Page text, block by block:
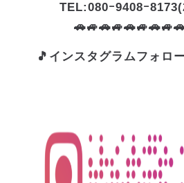
TEL:080ｰ9408ｰ
🎵インスタグラムフォロ